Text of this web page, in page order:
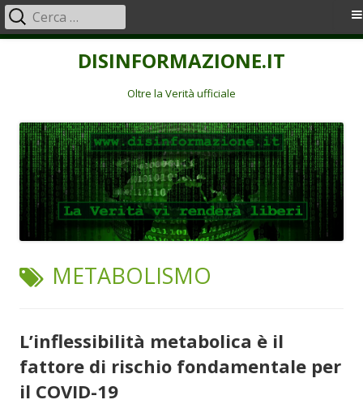
DISINFORMAZIONE.IT
Oltre la Verità ufficiale
Menu
principale
Ricerca
per:
TAG:
METABOLISMO
L’inflessibilità metabolica è il
fattore di rischio fondamentale per
il COVID-19